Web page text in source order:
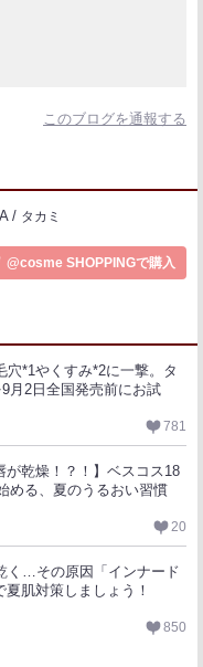
このブログを通報する
タカミ
@cosme SHOPPINGで購入
穴*1やくすみ*2に一撃。タ
月2日全国発売前にお試
781
が乾燥！？！】ベスコス18
める、夏のうるおい習慣
20
く…その原因「インナード
肌対策しましょう！
850